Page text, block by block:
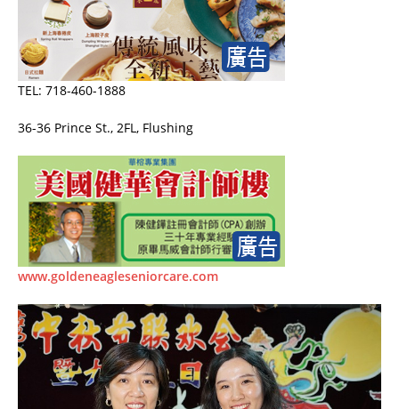
TEL: 718-460-1888
36-36 Prince St., 2FL, Flushing
www.goldeneagleseniorcare.com